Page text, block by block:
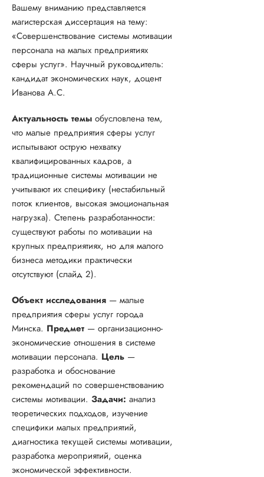
Вашему вниманию представляется
магистерская диссертация на тему:
«Совершенствование системы мотивации
персонала на малых предприятиях
сферы услуг». Научный руководитель:
кандидат экономических наук, доцент
Иванова А.С.
Актуальность темы обусловлена тем,
что малые предприятия сферы услуг
испытывают острую нехватку
квалифицированных кадров, а
традиционные системы мотивации не
учитывают их специфику (нестабильный
поток клиентов, высокая эмоциональная
нагрузка). Степень разработанности:
существуют работы по мотивации на
крупных предприятиях, но для малого
бизнеса методики практически
отсутствуют (слайд 2).
Объект исследования — малые
предприятия сферы услуг города
Минска. Предмет — организационно-
экономические отношения в системе
мотивации персонала. Цель —
разработка и обоснование
рекомендаций по совершенствованию
системы мотивации. Задачи: анализ
теоретических подходов, изучение
специфики малых предприятий,
диагностика текущей системы мотивации,
разработка мероприятий, оценка
экономической эффективности.